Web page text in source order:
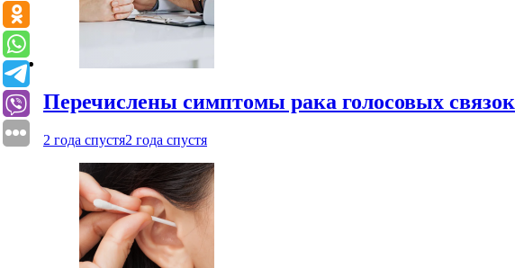
Перечислены симптомы рака голосовых связок
2 года спустя2 года спустя